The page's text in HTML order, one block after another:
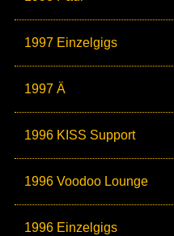
1997 Einzelgigs
1997 Ä
1996 KISS Support
1996 Voodoo Lounge
1996 Einzelgigs